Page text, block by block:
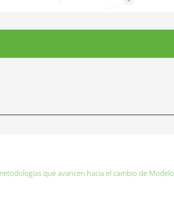
que avancen hacia el cambio de Modelo